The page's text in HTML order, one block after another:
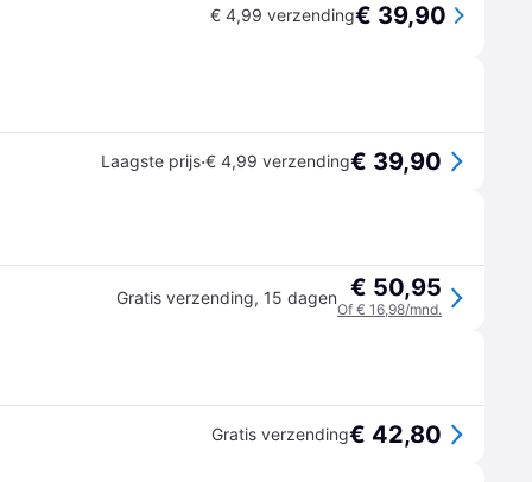
€ 4,99 verzending€ 39,90
Laagste prijs·€ 4,99 verzending€ 39,90
Gratis verzending, 15 dagen € 50,95
Of € 16,98/mnd.
Gratis verzending€ 42,80